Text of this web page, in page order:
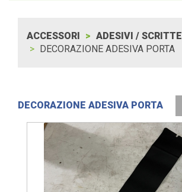
ACCESSORI
ADESIVI / SCRITTE
DECORAZIONE ADESIVA PORTA
DECORAZIONE ADESIVA PORTA